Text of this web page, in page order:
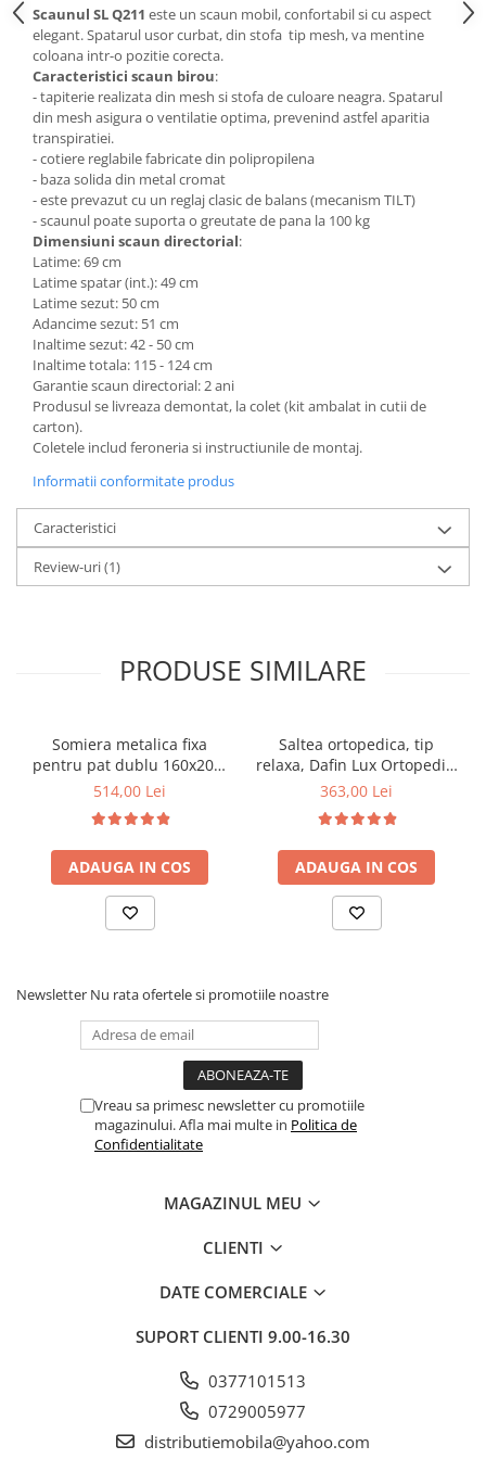
Mese gradinita
Scaune gradinita
Set mese si scaune gradinita
Mobilier copii
Mobila camera copii
Scaune birou pentru copii
Saltele patuturi copii
Paturi copii
Masa si scaune gradinita
Seturi comode living si dormitor
Scaunul SL Q211 este un scaun mobil, confortabil si cu aspect
elegant. Spatarul usor curbat, din stofa tip mesh, va mentine
coloana intr-o pozitie corecta.
Caracteristici scaun birou:
- tapiterie realizata din mesh si stofa de culoare neagra. Spatarul
din mesh asigura o ventilatie optima, prevenind astfel aparitia
transpiratiei.
- cotiere reglabile fabricate din polipropilena
- baza solida din metal cromat
-este prevazut cu un reglaj clasic de balans (mecanism TILT)
- scaunul poate suporta o greutate de pana la 100 kg
Dimensiuni scaun directorial:
Latime: 69 cm
Latime spatar (int.): 49 cm
Latime sezut: 50 cm
Adancime sezut: 51 cm
Inaltime sezut: 42 - 50 cm
Inaltime totala: 115 - 124 cm
Garantie scaun directorial: 2 ani
Produsul se livreaza demontat, la colet (kit ambalat in cutii de
carton).
Coletele includ feroneria si instructiunile de montaj.
Informatii conformitate produs
Caracteristici
Review-uri(1)
PRODUSE SIMILARE
Somiera metalica fixa
pentru pat dublu 160x200,
6 picioare, 32 lamele lemn
saltea ferm, negru
514,00 Lei
ADAUGA IN COS
Saltea ortopedica, tip
relaxa, Dafin Lux Ortopedic,
90x200x21cm, fermitate
tip Bonell, fata vara-iarna,
sistem de aerisire cu
butoni, Salt Confort
363,00 Lei
ADAUGA IN COS
Newsletter Nu rata ofertele si promotiile noastre
Vreau sa primesc newsletter cu promotiile
magazinului. Afla mai multe in Politica de
Confidentialitate
MAGAZINUL MEU
CLIENTI
DATE COMERCIALE
SUPORT CLIENTI 9.00-16.30
0377101513
0729005977
distributiemobila@yahoo.com